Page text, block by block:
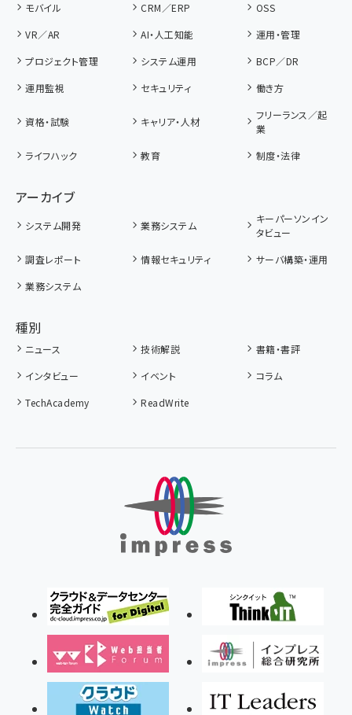
モバイル
CRM／ERP
OSS
VR／AR
AI・人工知能
運用・管理
プロジェクト管理
システム運用
BCP／DR
運用監視
セキュリティ 働き方
資格・試験 キャリア・人材
フリーランス／起
業
ライフハック
教育 制度・法律
アーカイブ
システム開発 業務システム
キーパーソンイン
タビュー
調査レポート
情報セキュリティ
サーバ構築・運用
業務システム
種別
ニュース 技術解説
書籍・書評
インタビュー
イベント
コラム
TechAcademy
ReadWrite